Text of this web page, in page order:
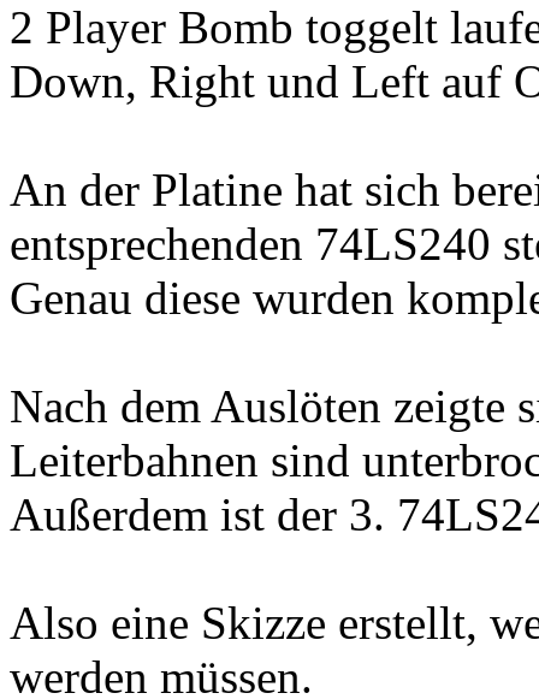
2 Player Bomb toggelt
Down, Right und Left auf
An der Platine hat sich
entsprechenden 74LS240
Genau diese wurden
Nach dem Auslöten zeigte
Leiterbahnen sind
Außerdem ist der 3.
Also eine Skizze erstellt,
werden müssen.